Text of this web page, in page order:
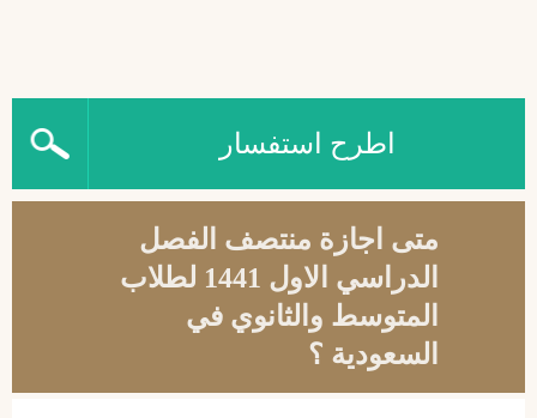
اطرح استفسار
متى اجازة منتصف الفصل
الدراسي الاول 1441 لطلاب
المتوسط والثانوي في
السعودية ؟